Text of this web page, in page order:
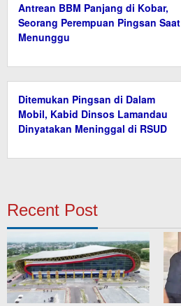
Antrean BBM Panjang di Kobar,
Seorang Perempuan Pingsan Saat
Menunggu
Ditemukan Pingsan di Dalam
Mobil, Kabid Dinsos Lamandau
Dinyatakan Meninggal di RSUD
Recent Post